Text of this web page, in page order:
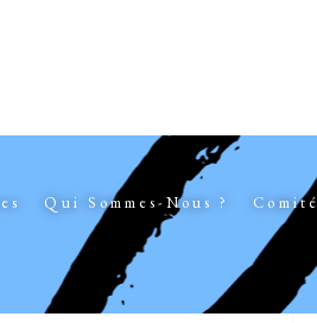
Qui Sommes-Nous ?